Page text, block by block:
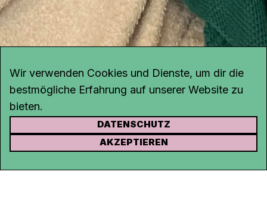
KONTAKT
Rohrerstrasse 20
Wir verwenden Cookies und Dienste, um dir die
bestmögliche Erfahrung auf unserer Website zu
bieten.
DATENSCHUTZ
AKZEPTIEREN